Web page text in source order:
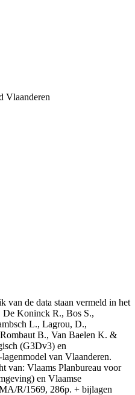
Vlaanderen
van de data staan vermeld in het
De Koninck R., Bos S.,
L., Lagrou, D.,
B., Van Baelen K. &
(G3Dv3) en
van Vlaanderen.
van: Vlaams Planbureau voor
en Vlaamse
R/1569, 286p. + bijlagen